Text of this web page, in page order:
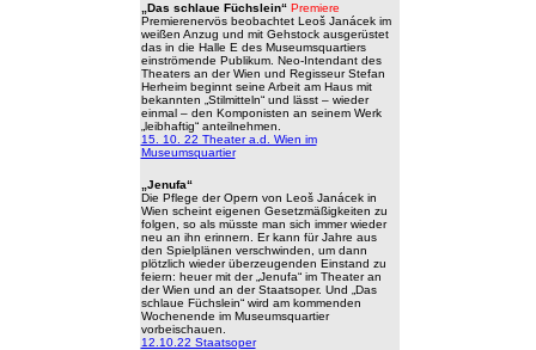
„Das schlaue Füchslein“ Premiere
Premierenervös beobachtet Leoš Janácek im
weißen Anzug und mit Gehstock ausgerüstet
das in die Halle E des Museumsquartiers
einströmende Publikum. Neo-Intendant des
Theaters an der Wien und Regisseur Stefan
Herheim beginnt seine Arbeit am Haus mit
bekannten „Stilmitteln“ und lässt – wieder
einmal – den Komponisten an seinem Werk
„leibhaftig“ anteilnehmen.
15. 10. 22 Theater a.d. Wien im
Museumsquartier
„Jenufa“
Die Pflege der Opern von Leoš Janácek in
Wien scheint eigenen Gesetzmäßigkeiten zu
folgen, so als müsste man sich immer wieder
neu an ihn erinnern. Er kann für Jahre aus
den Spielplänen verschwinden, um dann
plötzlich wieder überzeugenden Einstand zu
feiern: heuer mit der „Jenufa“ im Theater an
der Wien und an der Staatsoper. Und „Das
schlaue Füchslein“ wird am kommenden
Wochenende im Museumsquartier
vorbeischauen.
12.10.22 Staatsoper